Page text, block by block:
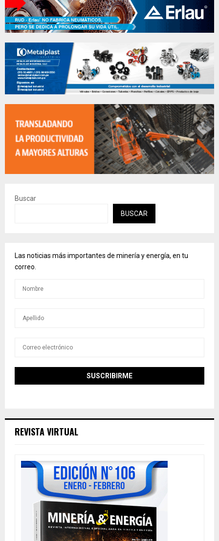
Buscar
BUSCAR
Las noticias más importantes de minería y energía, en tu
correo.
REVISTA VIRTUAL